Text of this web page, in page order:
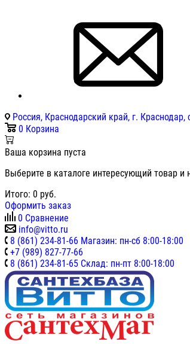
Россия, Краснодарский край, г.
0 Корзина
Ваша корзина пуста
Выберите в каталоге интересующий товар и
Итого: 0 руб.
Оформить заказ
0 Сравнение
info@vitto.ru
8 (861) 234-81-66 Магазин: пн-сб 8:00-18:00
+7 (989) 827-77-66
8 (861) 234-81-65 Склад: пн-пт 8:00-18:00